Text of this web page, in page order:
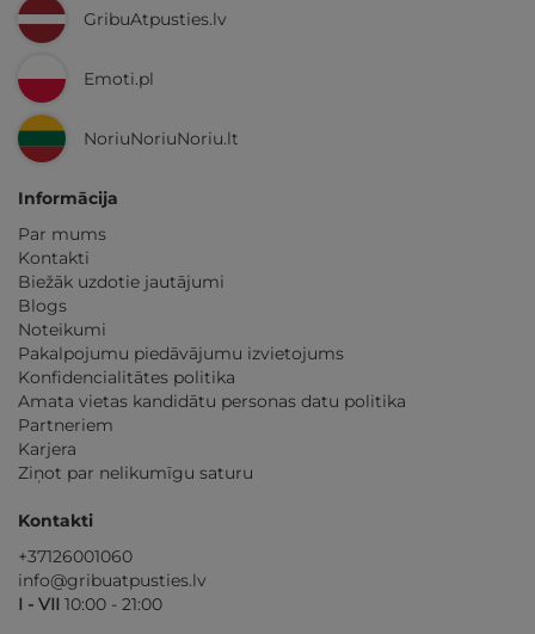
GribuAtpusties.lv
Emoti.pl
NoriuNoriuNoriu.lt
Informācija
Par mums
Kontakti
Biežāk uzdotie jautājumi
Blogs
Noteikumi
Pakalpojumu piedāvājumu izvietojums
Konfidencialitātes politika
Amata vietas kandidātu personas datu politika
Partneriem
Karjera
Ziņot par nelikumīgu saturu
Kontakti
+37126001060
info@gribuatpusties.lv
I - VII 10:00 - 21:00